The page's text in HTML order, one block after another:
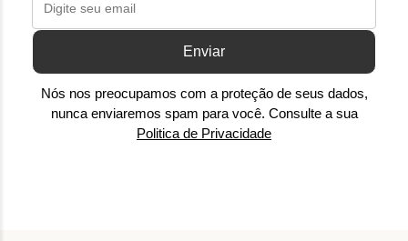
Enviar
Nós nos preocupamos com a proteção de seus dados,
nunca enviaremos spam para você. Consulte a sua
Politica de Privacidade